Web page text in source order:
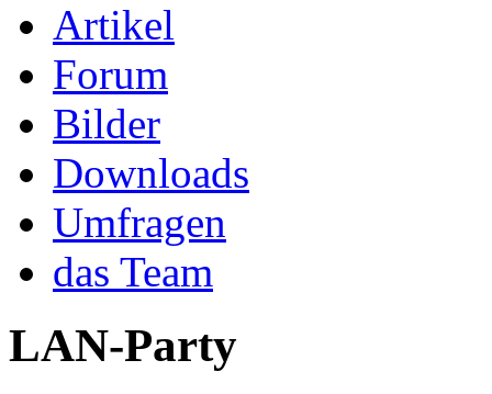
Artikel
Forum
Bilder
Downloads
Umfragen
das Team
LAN-Party